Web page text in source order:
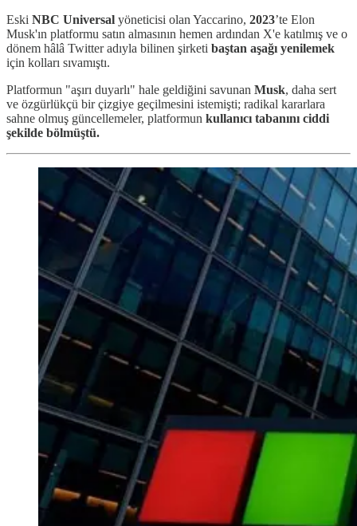
Eski NBC Universal yöneticisi olan Yaccarino, 2023’te Elon
Musk'ın platformu satın almasının hemen ardından X'e katılmış ve o
dönem hâlâ Twitter adıyla bilinen şirketi baştan aşağı yenilemek
için kolları sıvamıştı.
Platformun "aşırı duyarlı" hale geldiğini savunan Musk, daha sert
ve özgürlükçü bir çizgiye geçilmesini istemişti; radikal kararlara
sahne olmuş güncellemeler, platformun kullanıcı tabanını ciddi
şekilde bölmüştü.